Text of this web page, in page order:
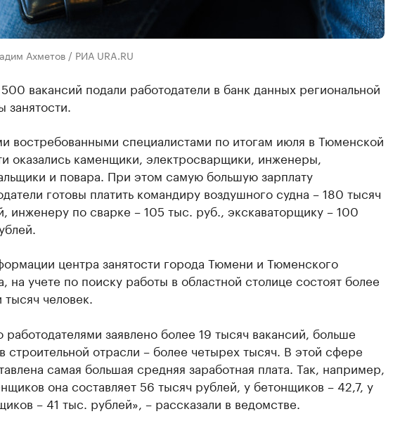
Ахметов / РИА URA.RU
вакансий подали работодатели в банк данных региональной
занятости.
востребованными специалистами по итогам июля в Тюменской
оказались каменщики, электросварщики, инженеры,
и повара. При этом самую большую зарплату
готовы платить командиру воздушного судна – 180 тысяч
инженеру по сварке – 105 тыс. руб., экскаваторщику – 100
центра занятости города Тюмени и Тюменского
на учете по поиску работы в областной столице состоят более
тысяч человек.
работодателями заявлено более 19 тысяч вакансий, больше
строительной отрасли – более четырех тысяч. В этой сфере
самая большая средняя заработная плата. Так, например,
она составляет 56 тысяч рублей, у бетонщиков – 42,7, у
– 41 тыс. рублей», – рассказали в ведомстве.